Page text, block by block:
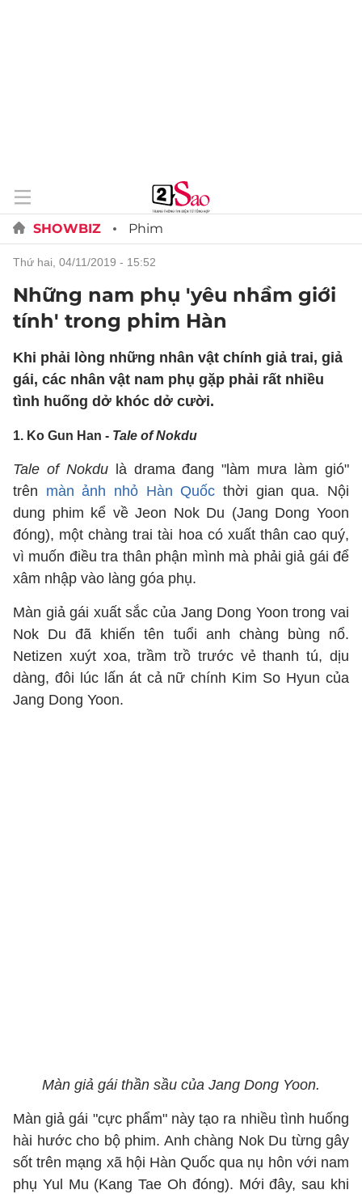
SHOWBIZ Phim
thứ hai, 04/11/2019 - 15:52
Những nam phụ 'yêu nhầm giới
tính' trong phim Hàn
Khi phải lòng những nhân vật chính giả trai, giả
gái, các nhân vật nam phụ gặp phải rất nhiều
tình huống dở khóc dở cười.
1. Ko Gun Han - Tale of Nokdu
Tale of Nokdulà drama đang "làm mưa làm gió"
trên màn ảnh nhỏ Hàn Quốc thời gian qua. Nội
dung phim kể về Jeon Nok Du (Jang Dong Yoon
đóng), một chàng trai tài hoa có xuất thân cao quý,
vì muốn điều tra thân phận mình mà phải giả gái để
xâm nhập vào làng góa phụ.
Màn giả gái xuất sắc của Jang Dong Yoon trong vai
Nok Du đã khiến tên tuổi anh chàng bùng nổ.
Netizen xuýt xoa, trầm trồ trước vẻ thanh tú, dịu
dàng, đôi lúc lấn át cả nữ chính Kim So Hyun của
Jang Dong Yoon.
Màn giả gái thần sầu của Jang Dong Yoon.
Màn giả gái "cực phẩm" này tạo ra nhiều tình huống
hài hước cho bộ phim. Anh chàng Nok Du từng gây
sốt trên mạng xã hội Hàn Quốc qua nụ hôn với nam
phụ Yul Mu (Kang Tae Oh đóng). Mới đây, sau khi